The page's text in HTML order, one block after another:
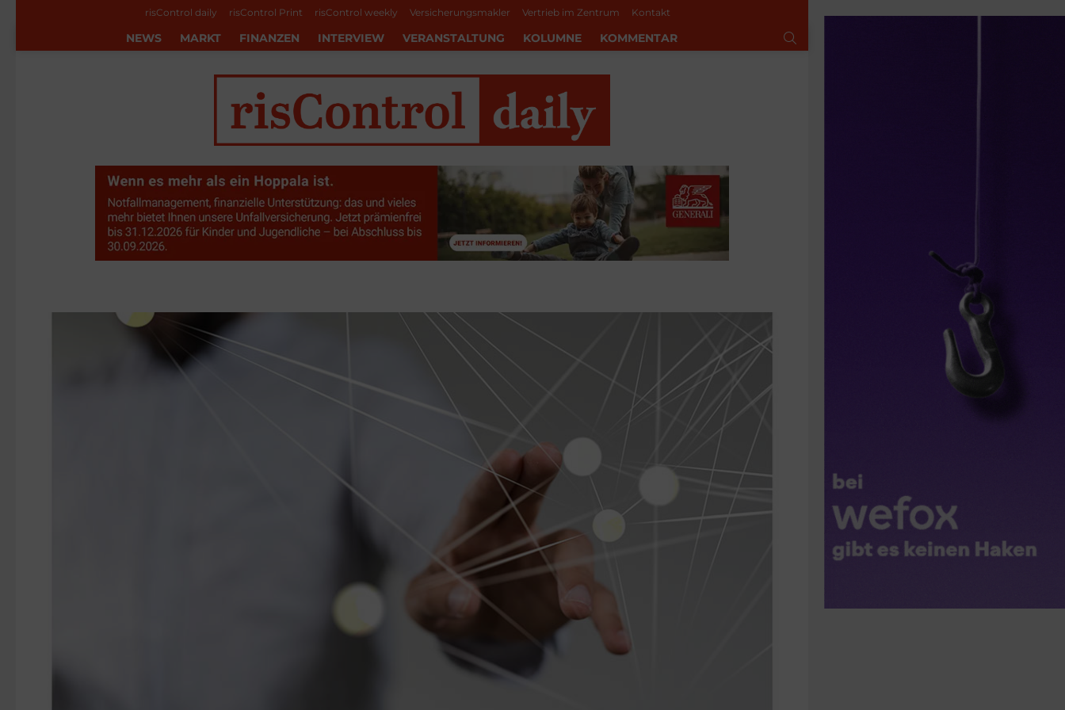
risControl daily risControl Print risControl weekly Versicherungsmakler Vertrieb im Zentrum Kontakt
NEWS MARKT FINANZEN INTERVIEW VERANSTALTUNG KOLUMNE KOMMENTAR